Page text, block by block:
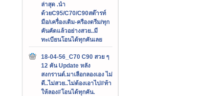
ล่าสุด .นำ
ด้วยC95/C70/C90สต๊ารท์
มือ/เครื่องเดิม-ครืองดรีม/ทุก
คันคัดแล้วอย่างสวย..มี
ทะเบียนโอนได้ทุกคันเลย
18-04-56_C70 C90 สวย ๆ
12 คัน Update หลัง
สงกรานต์.มาเลือกลองเอง ไม่
ดี..ไม่สวย..ไม่ต้องเอาไป#ท้า
ให้ลอง#โอนได้ทุกคัน.